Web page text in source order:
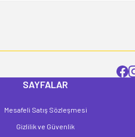
SAYFALAR
Mesafeli Satış Sözleşmesi
Gizlilik ve Güvenlik